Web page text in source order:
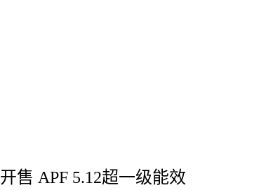
售 APF 5.12超一级能效